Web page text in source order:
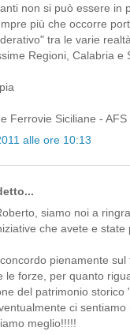
non si può essere in
più che occorre
tra le varie
Regioni, Calabria e
Ferrovie Siciliane -
alle ore 10:13
siamo noi a
che avete e state
pienamente sul
le forze, per quanto
del patrimonio storico
ci sentiamo
meglio!!!!!